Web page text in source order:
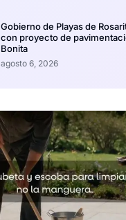
Gobierno de Playas de
con proyecto de
Bonita
agosto 6, 2026